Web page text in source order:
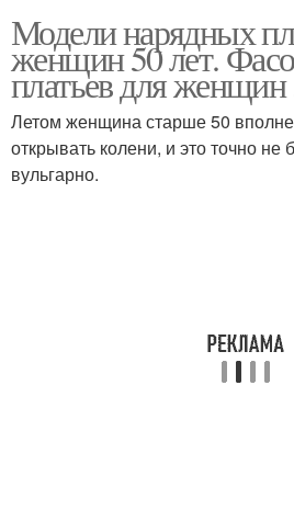
Вечерние платья
Платье для женщины
Модели нарядных
женщин 50 лет.
платьев для женщин
Летом женщина старше 50
открывать колени, и это точно не
вульгарно.